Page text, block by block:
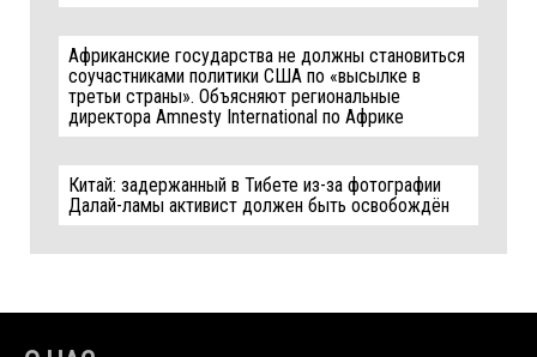
Африканские государства не должны становиться
соучастниками политики США по «высылке в
третьи страны». Объясняют региональные
директора Amnesty International по Африке
Китай: задержанный в Тибете из-за фотографии
Далай-ламы активист должен быть освобождён